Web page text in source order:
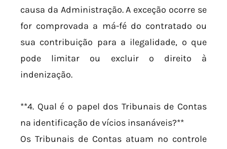
causa da Administração. A exceção ocorre se
for comprovada a má-fé do contratado ou
sua contribuição para a ilegalidade, o que
pode limitar ou excluir o direito à
indenização.
**4. Qual é o papel dos Tribunais de Contas
na identificação de vícios insanáveis?**
Os Tribunais de Contas atuam no controle